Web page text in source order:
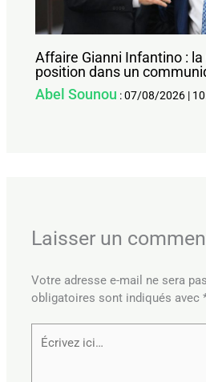
Affaire Gianni Infantino : la
position dans un
Abel Sounou :07/08/2026 |
Laisser un
Votre adresse e-mail ne sera
obligatoires sont indiqués avec
Écrivez